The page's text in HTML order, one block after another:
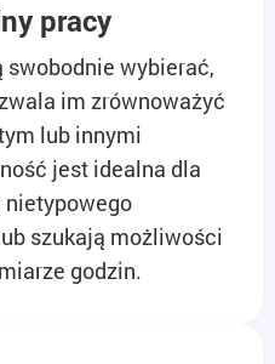
pracy
swobodnie wybierać,
im zrównoważyć
lub innymi
jest idealna dla
nietypowego
szukają możliwości
godzin.